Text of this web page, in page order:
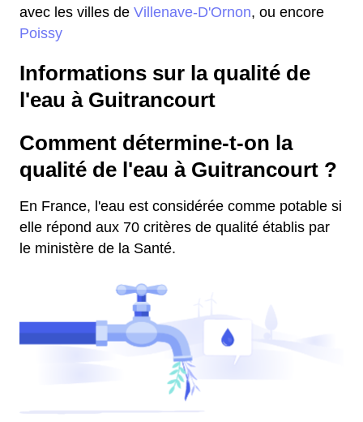
avec les villes de Villenave-D'Ornon, ou encore
Poissy
Informations sur la qualité de
l'eau à Guitrancourt
Comment détermine-t-on la
qualité de l'eau à Guitrancourt ?
En France, l'eau est considérée comme potable si
elle répond aux 70 critères de qualité établis par
le ministère de la Santé.